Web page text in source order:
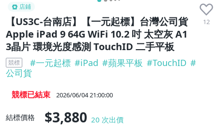
店鋪
【US3C-台南店】【一元起標】台灣公司貨
Apple iPad 9 64G WiFi 10.2 吋 太空灰 A1
3晶片 環境光度感測 TouchID 二手平板
12
競標 #一元起標 #iPad #蘋果平板 #TouchID #
公司貨
競標已結束 2026/06/04 21:00:00
結標價格 $3,880 20 次出價